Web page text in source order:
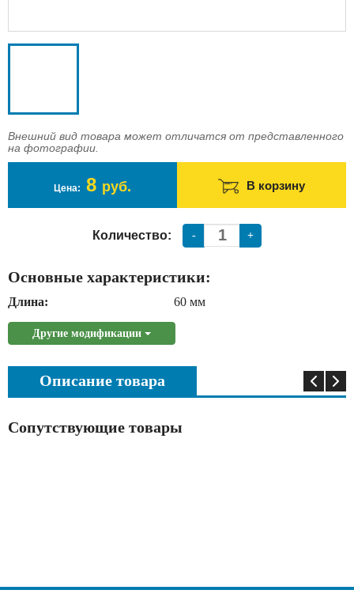
Внешний вид товара может отличатся от представленного
на фотографии.
Цена: 8 руб. В корзину
Количество: - +
Основные характеристики:
Длина: 60 мм
Другие модификации
Описание товара
Сопутствующие товары